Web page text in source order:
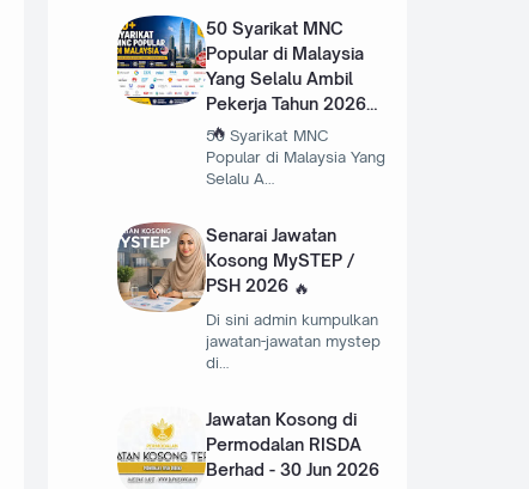
50 Syarikat MNC
Popular di Malaysia
Yang Selalu Ambil
Pekerja Tahun 2026
50 Syarikat MNC
Popular di Malaysia Yang
Selalu A…
Senarai Jawatan
Kosong MySTEP /
PSH 2026
Di sini admin kumpulkan
jawatan-jawatan mystep
di…
Jawatan Kosong di
Permodalan RISDA
Berhad - 30 Jun 2026